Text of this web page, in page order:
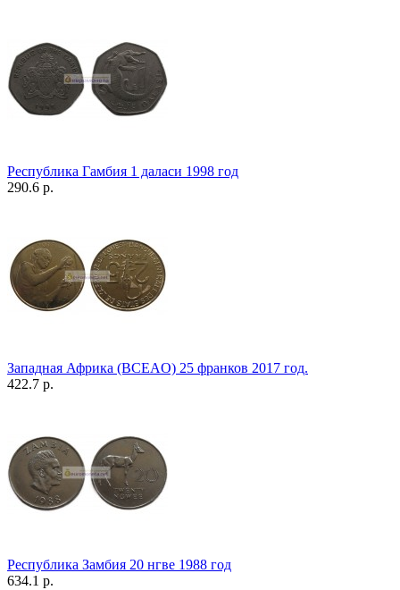
Республика Гамбия 1 даласи 1998 год
290.6 р.
Западная Африка (BCEAO) 25 франков 2017 год.
422.7 р.
Республика Замбия 20 нгве 1988 год
634.1 р.